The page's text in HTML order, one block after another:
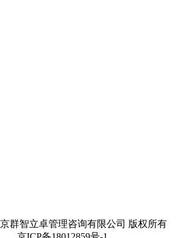
群智立卓管理咨询有限公司 版权所有